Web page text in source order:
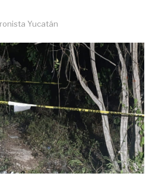
Yucatán